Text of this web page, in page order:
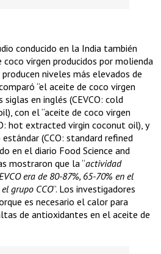
conducido en la India también
virgen producidos por molienda
niveles más elevados de
“el aceite de coco virgen
en inglés (CEVCO: cold
con el “aceite de coco virgen
hot extracted virgin coconut oil), y
(CCO: standard refined
en el diario Food Science and
mostraron que la “actividad
era de 80-87%, 65-70% en el
grupo CCO”. Los investigadores
es necesario el calor para
de antioxidantes en el aceite de